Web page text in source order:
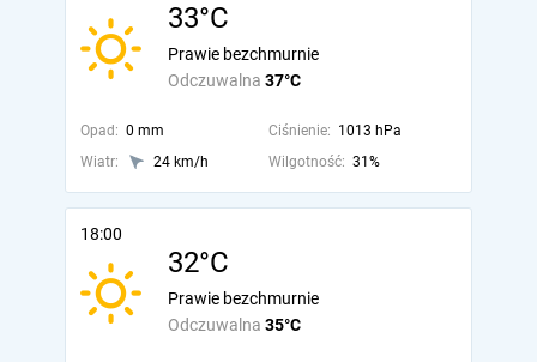
33°C
Odczuwalna 37°C
Prawie bezchmurnie
Opad: 0 mm Ciśnienie: 1013 hPa
Wiatr:
24 km/h Wilgotność: 31%
18:00
32°C
Odczuwalna 35°C
Prawie bezchmurnie